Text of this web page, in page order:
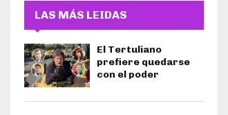
LAS MÁS LEIDAS
El Tertuliano
prefiere quedarse
con el poder